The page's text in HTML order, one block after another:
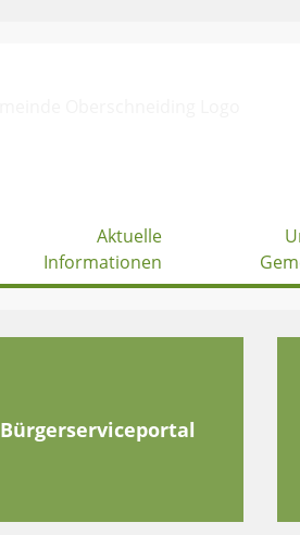
Aktuelle
Informationen
Bürgerserviceportal